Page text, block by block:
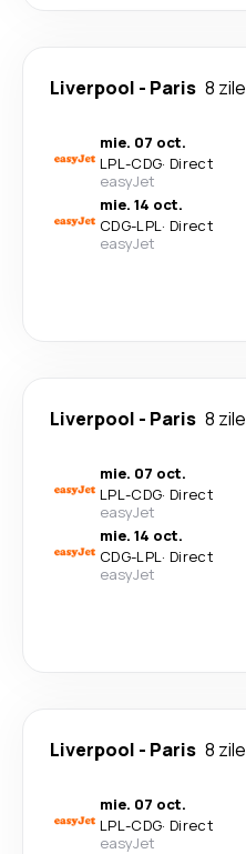
Liverpool - Paris 8 zile
mie. 07 oct.
LPL-CDG· Direct
easyJet
mie. 14 oct.
CDG-LPL· Direct
easyJet
Liverpool - Paris 8 zile
mie. 07 oct.
LPL-CDG· Direct
easyJet
mie. 14 oct.
CDG-LPL· Direct
easyJet
Liverpool - Paris 8 zile
mie. 07 oct.
LPL-CDG· Direct
easyJet